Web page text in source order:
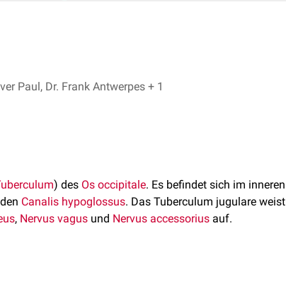
Oliver Paul, Dr. Frank Antwerpes + 1
) des Os occipitale. Es befindet sich im inneren
Canalis hypoglossus. Das Tuberculum jugulare weist
, Nervus vagus und Nervus accessorius auf.